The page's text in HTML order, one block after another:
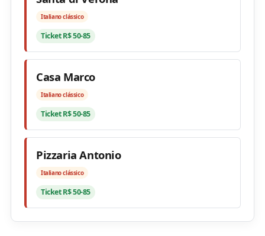
Italiano clássico
Ticket R$ 50-85
Casa Marco
Italiano clássico
Ticket R$ 50-85
Pizzaria Antonio
Italiano clássico
Ticket R$ 50-85